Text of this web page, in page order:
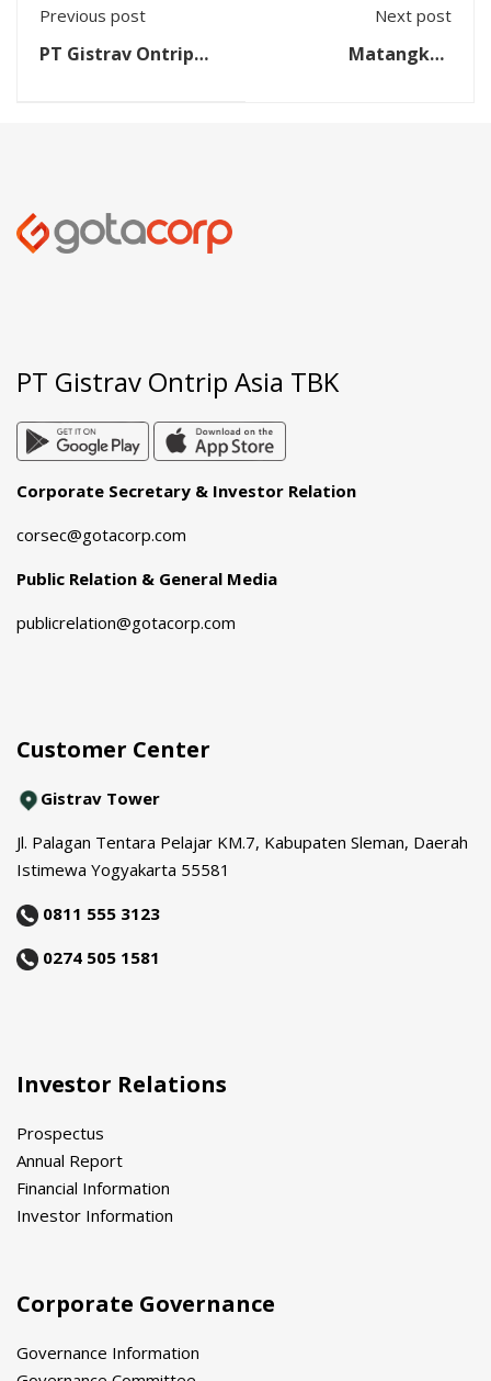
Previous post
PT Gistrav Ontrip
Jaya Yogyakarta
Next post
Matangkan
PT Gistrav Ontrip Asia TBK
Corporate Secretary & Investor Relation
corsec@gotacorp.com
Public Relation & General Media
publicrelation@gotacorp.com
Customer Center
Gistrav Tower
Jl. Palagan Tentara Pelajar KM.7, Kabupaten Sleman, Daerah
Istimewa Yogyakarta 55581
0811 555 3123
0274 505 1581
Investor Relations
Prospectus
Annual Report
Financial Information
Investor Information
Corporate Governance
Governance Information